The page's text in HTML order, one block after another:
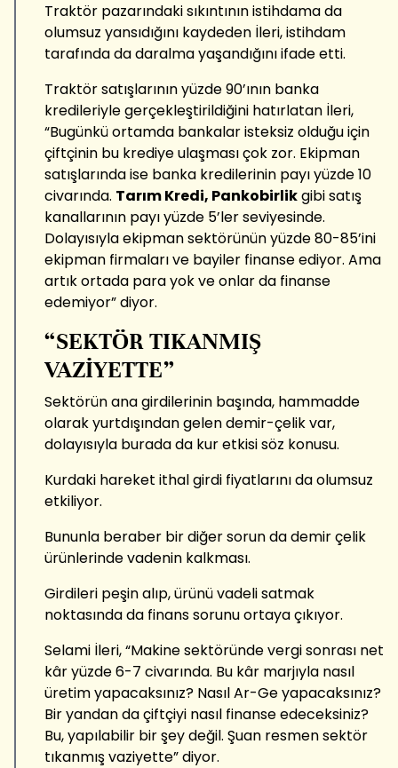
Traktör pazarındaki sıkıntının istihdama da
olumsuz yansıdığını kaydeden İleri, istihdam
tarafında da daralma yaşandığını ifade etti.
Traktör satışlarının yüzde 90’ının banka
kredileriyle gerçekleştirildiğini hatırlatan İleri,
“Bugünkü ortamda bankalar isteksiz olduğu için
çiftçinin bu krediye ulaşması çok zor. Ekipman
satışlarında ise banka kredilerinin payı yüzde 10
civarında. Tarım Kredi, Pankobirlikgibi satış
kanallarının payı yüzde 5’ler seviyesinde.
Dolayısıyla ekipman sektörünün yüzde 80-85’ini
ekipman firmaları ve bayiler finanse ediyor. Ama
artık ortada para yok ve onlar da finanse
edemiyor” diyor.
“SEKTÖR TIKANMIŞ
VAZİYETTE”
Sektörün ana girdilerinin başında, hammadde
olarak yurtdışından gelen demir-çelik var,
dolayısıyla burada da kur etkisi söz konusu.
Kurdaki hareket ithal girdi fiyatlarını da olumsuz
etkiliyor.
Bununla beraber bir diğer sorun da demir çelik
ürünlerinde vadenin kalkması.
Girdileri peşin alıp, ürünü vadeli satmak
noktasında da finans sorunu ortaya çıkıyor.
Selami İleri, “Makine sektöründe vergi sonrası net
kâr yüzde 6-7 civarında. Bu kâr marjıyla nasıl
üretim yapacaksınız? Nasıl Ar-Ge yapacaksınız?
Bir yandan da çiftçiyi nasıl finanse edeceksiniz?
Bu, yapılabilir bir şey değil. Şuan resmen sektör
tıkanmış vaziyette” diyor.